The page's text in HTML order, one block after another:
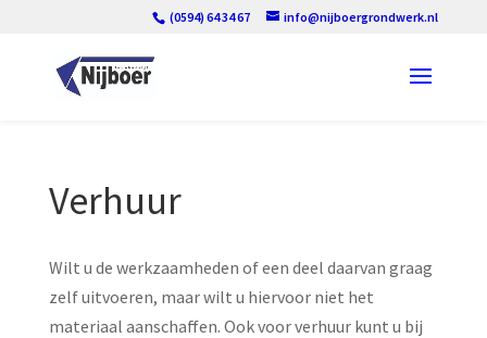
(0594) 64 34 67 info@nijboergrondwerk.nl
Verhuur
Wilt u de werkzaamheden of een deel daarvan graag
zelf uitvoeren, maar wilt u hiervoor niet het
materiaal aanschaffen. Ook voor verhuur kunt u bij